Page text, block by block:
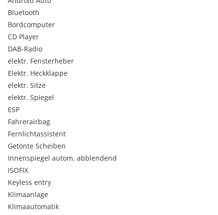
Fahrzeug wird im Kundenauftrag verkauft.
Polat Cars e.U.
Industriestraße Nord 6
2601 Sollenau
!!Folgen Sie uns auf Instagram/TikTok polatcars_ !!
Serienausstattungen:
Seitenaufprallschutz
Servotronic
LED-Heckleuchten
Audi drive select
Bordwerkzeug
Reifenreparaturset
Radschrauben mit Diebstahlsicherung
Elektronische Differenzialsperre EDS
Integrales Kopfstützensystem
Anfahrassistent
Gepäckraumklappe elektrisch öffnend und schließend
Antriebs-Schlupf-Regelung ASR
Bluetooth
Bordcomputer
CD Player
DAB-Radio
elektr. Fensterheber
Elektr. Heckklappe
elektr. Sitze
elektr. Spiegel
ESP
Fahrerairbag
Fernlichtassistent
Getönte Scheiben
Innenspiegel autom. abblendend
ISOFIX
Keyless entry
Klimaanlage
Klimaautomatik